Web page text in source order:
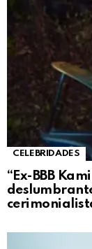
CELEBRIDADES
“Ex-BBB